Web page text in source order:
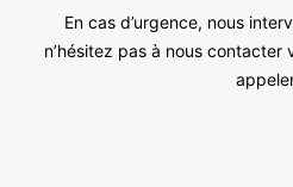
En cas d’urgence, nous
n’hésitez pas à nous contacter